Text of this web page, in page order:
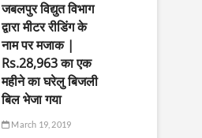
जबलपुर विद्युत विभाग
द्वारा मीटर रीडिंग के
नाम पर मजाक |
Rs.28,963 का एक
महीने का घरेलु बिजली
बिल भेजा गया
March 19, 2019